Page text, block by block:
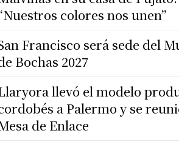
colores nos unen”
Francisco será sede del
Bochas 2027
llevó el modelo
a Palermo y se
de Enlace